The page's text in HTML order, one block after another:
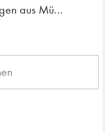
aus Mü...